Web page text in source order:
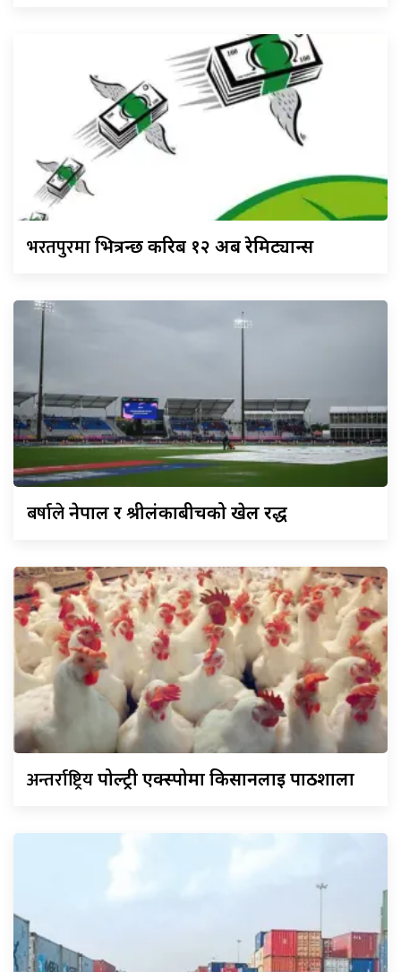
भरतपुरमाभित्रन्छ करिब १२ अर्ब रेमिट्यान्स
बर्षालेनेपाल र श्रीलंकाबीचको खेल रद्ध
अन्तर्राष्ट्रियपोल्ट्री एक्स्पोमा किसानलाई पाठशाला